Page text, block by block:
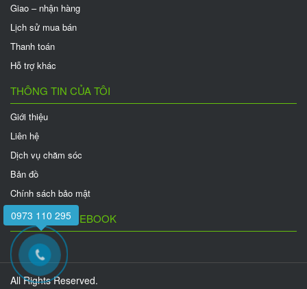
Giao – nhận hàng
Lịch sử mua bán
Thanh toán
Hỗ trợ khác
THÔNG TIN CỦA TÔI
Giới thiệu
Liên hệ
Dịch vụ chăm sóc
Bản đồ
Chính sách bảo mật
FANPAGE FACEBOOK
All Rights Reserved.
0973 110 295